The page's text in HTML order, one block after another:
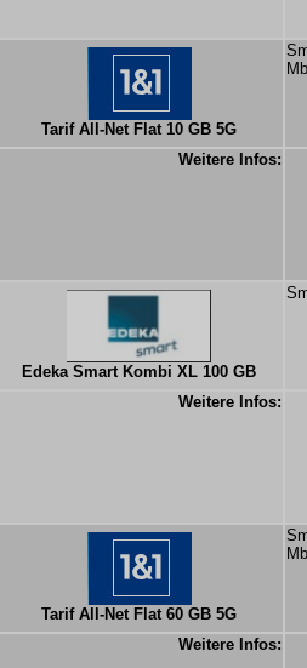
Tarif All-Net Flat 10 GB 5G
Weitere Infos:
Edeka Smart Kombi XL 100 GB
Weitere Infos:
Tarif All-Net Flat 60 GB 5G
Weitere Infos: